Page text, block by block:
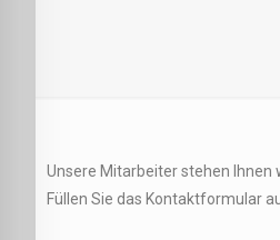
Unsere Mitarbeiter stehen Ihnen
Füllen Sie das Kontaktformular